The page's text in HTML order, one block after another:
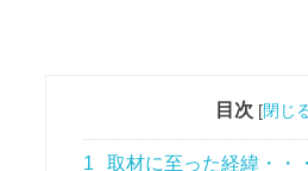
目次 [閉じ
1 取材に至った経緯・・・